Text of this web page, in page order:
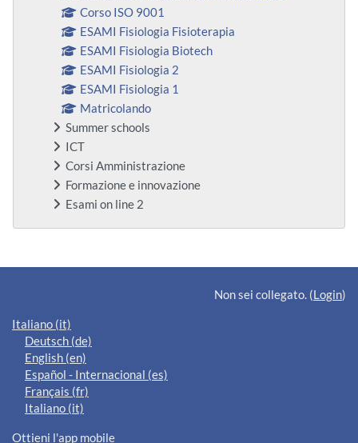
Corso ISO 9001
ESAMI Fisiologia Fisioterapia
ESAMI Fisiologia Biotech
ESAMI Fisiologia 2
ESAMI Fisiologia 1
Matricolando
Summer schools
ICT
Corsi Amministrazione
Formazione e innovazione
Esami on line 2
Blocchi supplementari
Non sei collegato. (Login)
Italiano ‎(it)‎
Deutsch ‎(de)‎
English ‎(en)‎
Español - Internacional ‎(es)‎
Français ‎(fr)‎
Italiano ‎(it)‎
Ottieni l'app mobile